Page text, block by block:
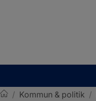
/ Kommun & politik /